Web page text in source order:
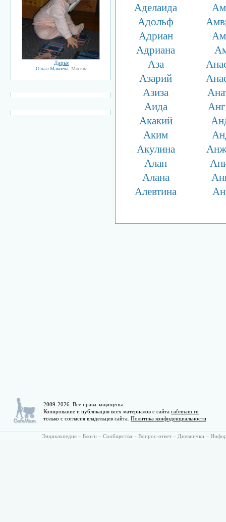
Дарья
Ольга Мамаева, Москва
Аделаида
Адольф
Адриан
Адриана
Аза
Азарий
Азиза
Аида
Акакий
Аким
Акулина
Алан
Алана
Алевтина
2009-2026. Все права защищены.
Копирование и публикация всех материалов с сайта cafemam.ru
только с согласия владельцев сайта. Политика конфиденциальности
Энциклопедия – Блоги – Сообщества – Вопрос-ответ – Дневнички –